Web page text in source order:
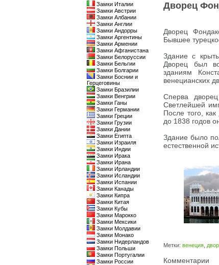
Замки Италии
Замки Австрии
Замки Албании
Замки Англии
Замки Андорры
Замки Аргентины
Замки Армении
Замки Афганистана
Замки Белоруссии
Замки Бельгии
Замки Болгарии
Замки Боснии и
Герцеговины
Замки Бразилии
Замки Венгрии
Замки Ганы
Замки Германии
Замки Греции
Замки Грузии
Замки Дании
Замки Египта
Замки Израиля
Замки Индии
Замки Ирака
Замки Ирана
Замки Ирландии
Замки Исландии
Замки Испании
Замки Канады
Замки Кипра
Замки Китая
Замки Кубы
Замки Марокко
Замки Мексики
Замки Молдавии
Замки Монако
Замки Нидерландов
Замки Польши
Замки Португалии
Замки России
Дворец
Дворец
Бывшее
Здание с
Дворец был
зданиям
венецианских
Сперва
Светлейшей
После того,
до 1838 годов
Здание было
естественной
Метки: венеция
Комментарии